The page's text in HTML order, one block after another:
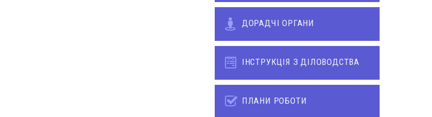
ДОРАДЧІ ОРГАНИ
ІНСТРУКЦІЯ З ДІЛОВОДСТВА
ПЛАНИ РОБОТИ